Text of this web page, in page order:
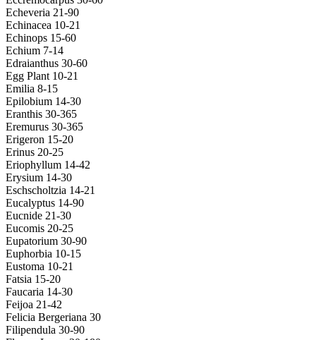
Echeveria 21-90
Echinacea 10-21
Echinops 15-60
Echium 7-14
Edraianthus 30-60
Egg Plant 10-21
Emilia 8-15
Epilobium 14-30
Eranthis 30-365
Eremurus 30-365
Erigeron 15-20
Erinus 20-25
Eriophyllum 14-42
Erysium 14-30
Eschscholtzia 14-21
Eucalyptus 14-90
Eucnide 21-30
Eucomis 20-25
Eupatorium 30-90
Euphorbia 10-15
Eustoma 10-21
Fatsia 15-20
Faucaria 14-30
Feijoa 21-42
Felicia Bergeriana 30
Filipendula 30-90